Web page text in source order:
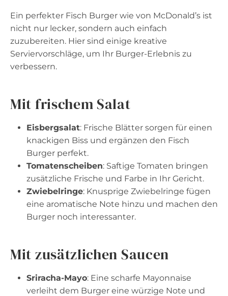
Ein perfekter Fisch Burger wie von McDonald’s ist
nicht nur lecker, sondern auch einfach
zuzubereiten. Hier sind einige kreative
Serviervorschläge, um Ihr Burger-Erlebnis zu
verbessern.
Mit frischem Salat
Eisbergsalat: Frische Blätter sorgen für einen
knackigen Biss und ergänzen den Fisch
Burger perfekt.
Tomatenscheiben: Saftige Tomaten bringen
zusätzliche Frische und Farbe in Ihr Gericht.
Zwiebelringe: Knusprige Zwiebelringe fügen
eine aromatische Note hinzu und machen den
Burger noch interessanter.
Mit zusätzlichen Saucen
Sriracha-Mayo: Eine scharfe Mayonnaise
verleiht dem Burger eine würzige Note und